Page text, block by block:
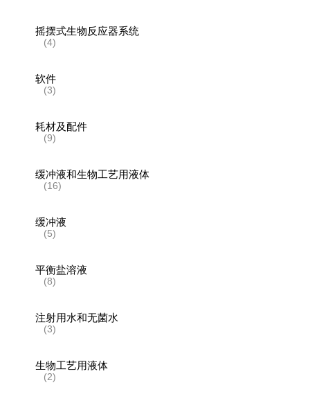
摇摆式生物反应器系统
(4)
软件
(3)
耗材及配件
(9)
缓冲液和生物工艺用液体
(16)
缓冲液
(5)
平衡盐溶液
(8)
注射用水和无菌水
(3)
生物工艺用液体
(2)